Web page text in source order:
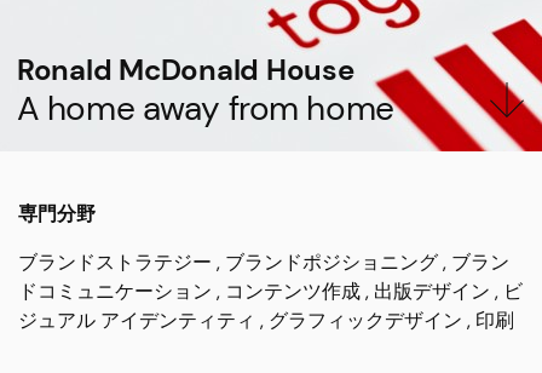
Ronald McDonald House
A home away from home
専門分野
ブランドストラテジー
ブランドポジショニング ブラン
ドコミュニケーション
コンテンツ作成 出版デザイン
ビ
ジュアル アイデンティティ
グラフィックデザイン 印刷